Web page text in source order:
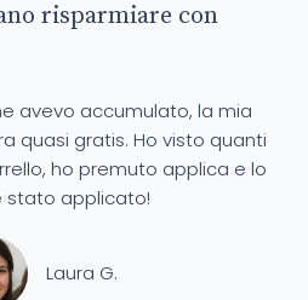
risparmiare con
avevo accumulato, la mia
quasi gratis. Ho visto quanti
ho premuto applica e lo
stato applicato!
Laura G.